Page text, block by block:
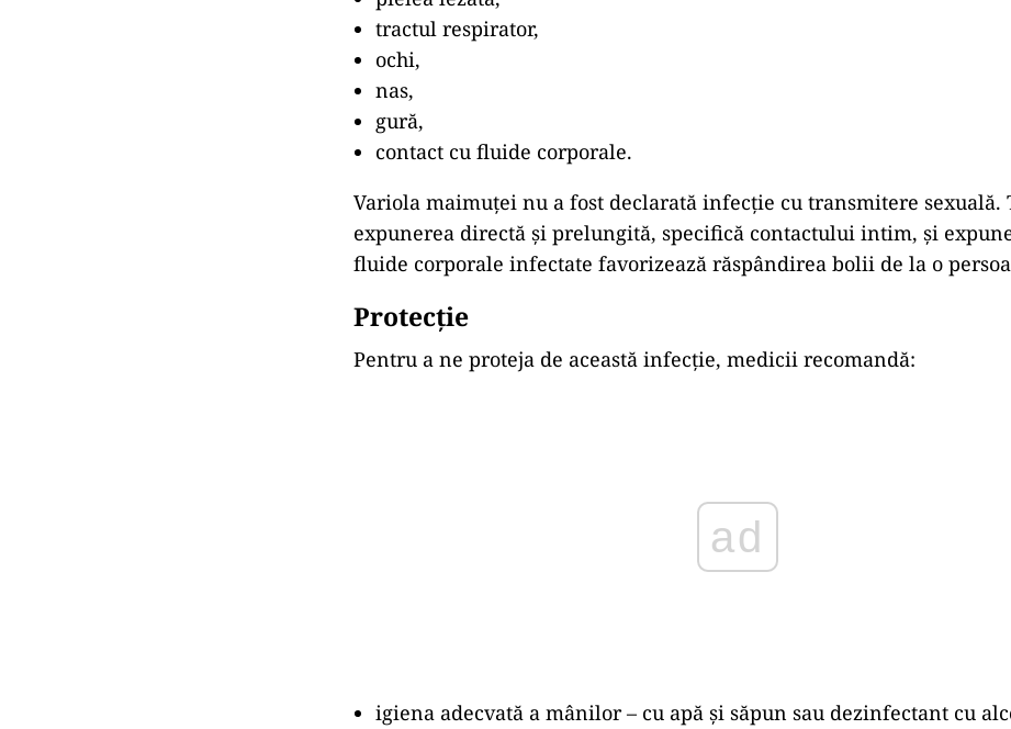
tractul respirator,
ochi,
nas,
gură,
contact cu fluide corporale.
Variola maimuței nu a fost declarată infecție cu transmitere sexuală.
expunerea directă și prelungită, specifică contactului intim, și
fluide corporale infectate favorizează răspândirea bolii de la o
Protecție
Pentru a ne proteja de această infecție, medicii recomandă:
ad
igiena adecvată a mânilor – cu apă și săpun sau dezinfectant cu